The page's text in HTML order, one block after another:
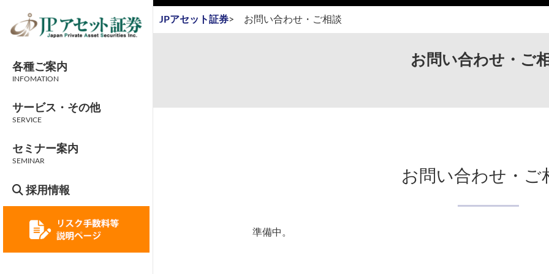
各種ご案内
INFOMATION
サービス・その他
SERVICE
セミナー案内
SEMINAR
採用情報
JPアセット証券> お問い合わせ・ご相談
お問い合わせ・ご
お問い合わせ・ご
準備中。